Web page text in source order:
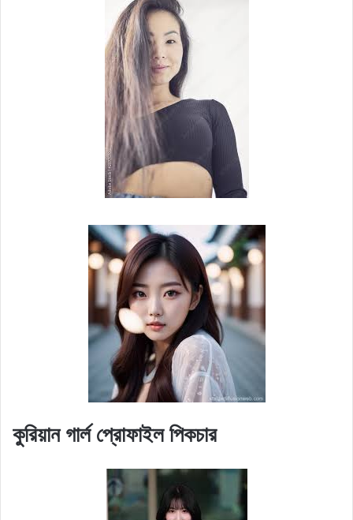
কুরিয়ান গার্ল প্রোফাইল পিকচার